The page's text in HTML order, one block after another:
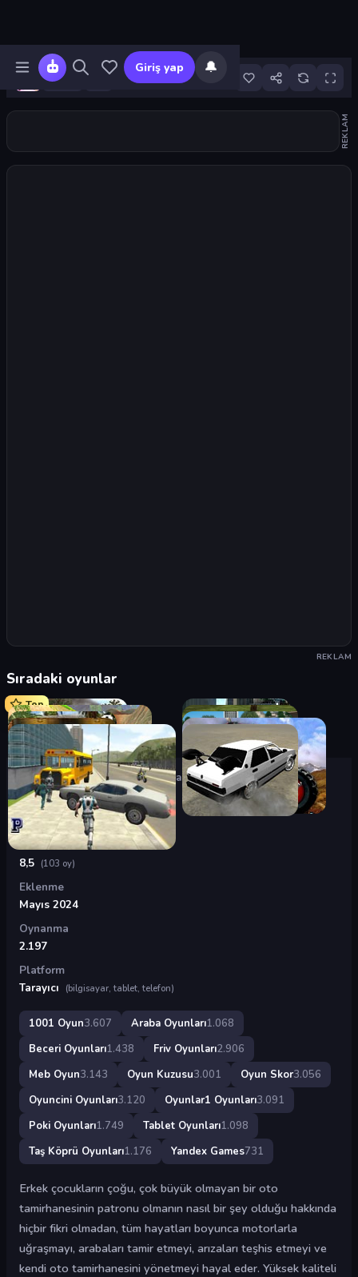
Giriş yap 🔔
88
REKLAM
REKLAM
Sıradaki oyunlar
Top
Oyunlar›Araba Oyunları›Mini Araba Servisi
Mini Araba Servisi
Puan
8,5 (103 oy)
Eklenme
Mayıs 2024
Oynanma
2.197
Platform
Tarayıcı
(bilgisayar, tablet, telefon)
1001 Oyun3.607 Araba Oyunları1.068
Beceri Oyunları1.438 Friv Oyunları2.906
Meb Oyun3.143 Oyun Kuzusu3.001 Oyun Skor3.056
Oyuncini Oyunları3.120 Oyunlar1 Oyunları3.091
Poki Oyunları1.749 Tablet Oyunları1.098
Taş Köprü Oyunları1.176 Yandex Games731
Erkek çocukların çoğu, çok büyük olmayan bir oto
tamirhanesinin patronu olmanın nasıl bir şey olduğu hakkında
hiçbir fikri olmadan, tüm hayatları boyunca motorlarla
uğraşmayı, arabaları tamir etmeyi, arızaları teşhis etmeyi ve
kendi oto tamirhanesini yönetmeyi hayal eder. Yüksek kaliteli